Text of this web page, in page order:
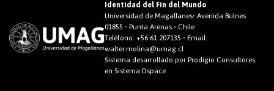
Identidad del Fin del Mundo
Universidad de Magallanes• Avenida Bulnes
01855 • Punta Arenas • Chile
Teléfono:+56 61 207135 • Email:
walter.molina@umag.cl
Sistema desarrollado por Prodigio Consultores
en Sistema Dspace